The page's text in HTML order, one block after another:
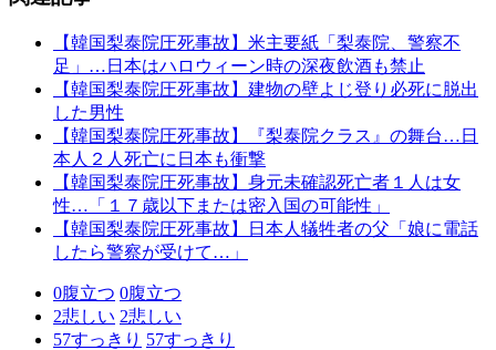
【韓国梨泰院圧死事故】米主要紙「梨泰院、警察不
足」…日本はハロウィーン時の深夜飲酒も禁止
【韓国梨泰院圧死事故】建物の壁よじ登り必死に脱出
した男性
【韓国梨泰院圧死事故】『梨泰院クラス』の舞台…日
本人２人死亡に日本も衝撃
【韓国梨泰院圧死事故】身元未確認死亡者１人は女
性…「１７歳以下または密入国の可能性」
【韓国梨泰院圧死事故】日本人犠牲者の父「娘に電話
したら警察が受けて…」
0腹立つ 0腹立つ
2悲しい 2悲しい
57すっきり 57すっきり